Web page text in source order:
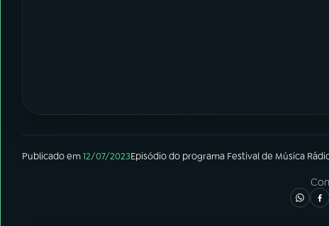
Publicado em12/07/2023Episódiodo programa Festival de Música